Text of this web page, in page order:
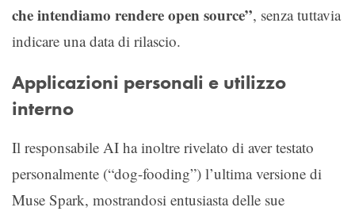
che intendiamo rendere open source”, senza tuttavia
indicare una data di rilascio.
Applicazioni personali e utilizzo
interno
Il responsabile AI ha inoltre rivelato di aver testato
personalmente (“dog-fooding”) l’ultima versione di
Muse Spark, mostrandosi entusiasta delle sue